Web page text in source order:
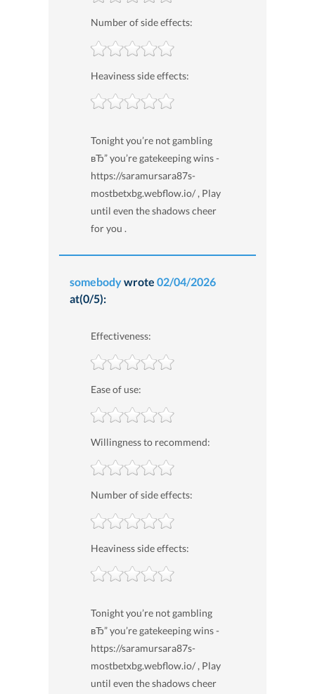
Number of side effects:
Heaviness side effects:
Tonight you’re not gambling
вЂ” you’re gatekeeping wins -
https://saramursara87s-
mostbetxbg.webflow.io/ , Play
until even the shadows cheer
for you .
somebodywrote 02/04/2026
at(0/5):
Effectiveness:
Ease of use:
Willingness to recommend:
Number of side effects:
Heaviness side effects:
Tonight you’re not gambling
вЂ” you’re gatekeeping wins -
https://saramursara87s-
mostbetxbg.webflow.io/ , Play
until even the shadows cheer